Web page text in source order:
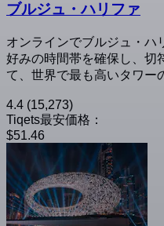
ブルジュ・ハリファ
オンラインでブルジュ・ハ
好みの時間帯を確保し、切
て、世界で最も高いタワー
4.4 (15,273)
Tiqets最安価格：
$51.46